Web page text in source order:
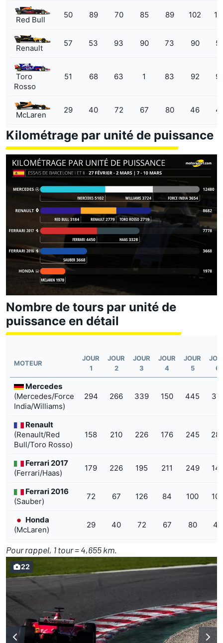
Red Bull
50 89 70 85 89 102
Renault
57 53 93 90 73 90
Toro
Rosso
51 68 63 1 83 92
McLaren
29 40 72 67 80 46
Kilométrage par unité de puissance
Nombre de tours par unité de
puissance en détail
MOTEUR
JOUR
1
JOUR
2
JOUR
3
JOUR
4
JOUR
5
6
Mercedes
(Mercedes/Force
India/Williams)
294 266 339 150 445
Renault
(Renault/Red
Bull/Toro Rosso)
158 210 226 176 245
Ferrari 2017
(Ferrari/Haas)
179 226 195 211 249
Ferrari 2016
(Sauber)
72 67 126 84 100
Honda
(McLaren)
29 40 72 67 80 46
Pour rappel, 1 tour = 4,655 km.
22